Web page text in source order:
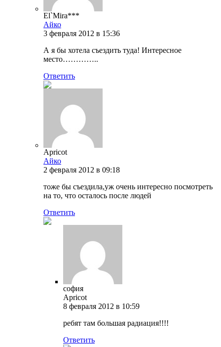
El`Mira***
Айко
3 февраля 2012 в 15:36
А я бы хотела съездить туда! Интересное
место…………..
Ответить
Apricot
Айко
2 февраля 2012 в 09:18
тоже бы съездила,уж очень интересно посмотреть
на то, что осталось после людей
Ответить
софия
Apricot
8 февраля 2012 в 10:59
ребят там большая радиация!!!!
Ответить